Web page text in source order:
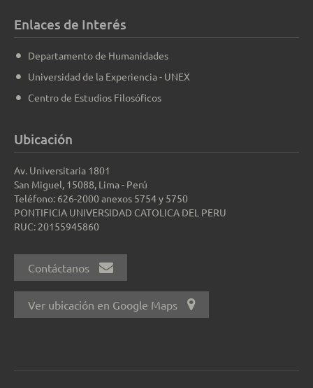
Enlaces de Interés
Departamento de Humanidades
Universidad de la Experiencia - UNEX
Centro de Estudios Filosóficos
Ubicación
Av. Universitaria 1801
San Miguel, 15088, Lima - Perú
Teléfono: 626-2000 anexos 5754 y 5750
PONTIFICIA UNIVERSIDAD CATOLICA DEL PERU
RUC: 20155945860
Contáctanos
Ver ubicación en Google Maps